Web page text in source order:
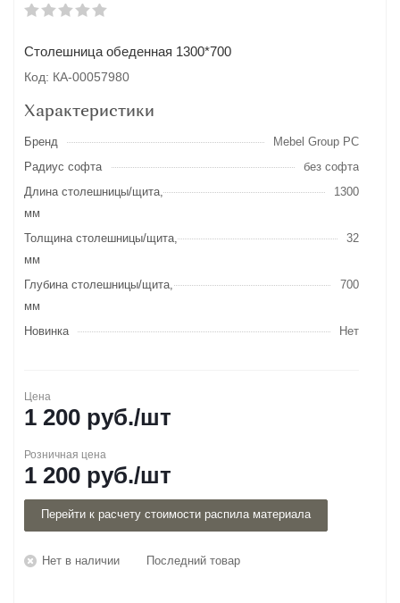
Столешница обеденная 1300*700
Код: КА-00057980
Характеристики
Бренд
Mebel Group PC
Радиус софта
без софта
Длина столешницы/щита,
мм
1300
Толщина столешницы/щита,
мм
32
Глубина столешницы/щита,
мм
700
Новинка Нет
Цена
1 200 руб./шт
Розничная цена
1 200 руб./шт
Перейти к расчету стоимости распила материала
Нет в наличии Последний товар